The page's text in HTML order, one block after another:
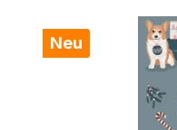
Neu